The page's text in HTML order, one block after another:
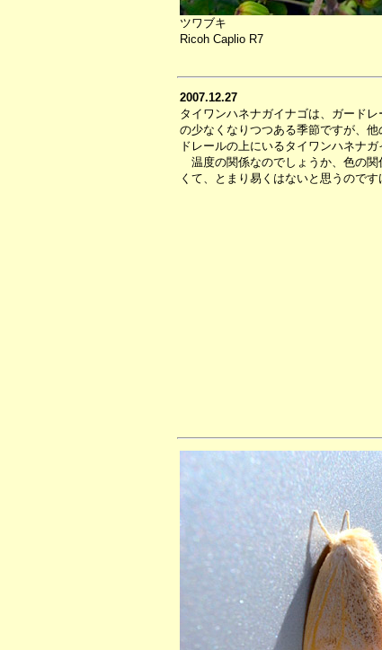
ツワブキ
Ricoh Caplio R7
2007.12.27
タイワンハネナガイナゴは、ガード
の少なくなりつつある季節ですが、
ドレールの上にいるタイワンハネナガ
温度の関係なのでしょうか、色の関
くて、とまり易くはないと思うのです